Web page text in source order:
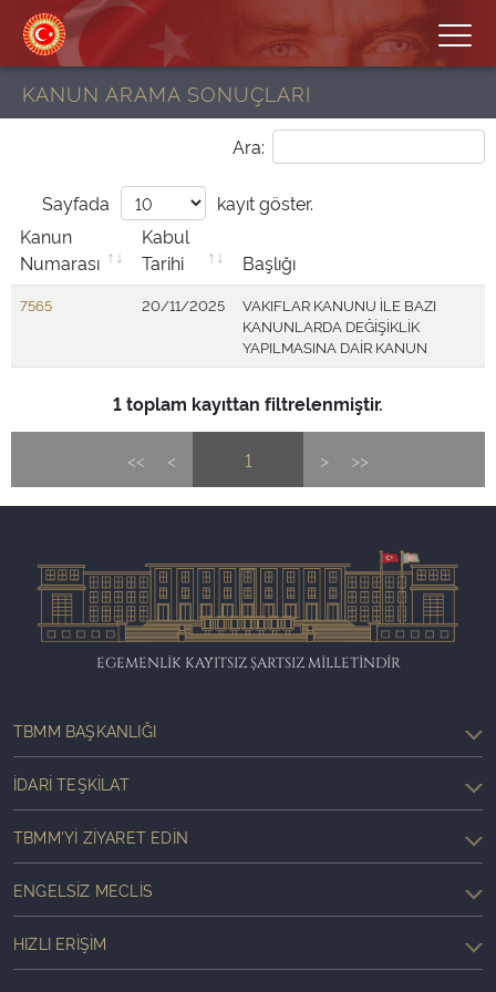
KANUN ARAMA SONUÇLARI
Ara:
Sayfada
kayıt göster.
Kanun
Numarası
Kabul
Tarihi
Başlığı
7565 20/11/2025
VAKIFLAR KANUNU İLE BAZI
KANUNLARDA DEĞİŞİKLİK
YAPILMASINA DAİR KANUN
1 toplam kayıttan filtrelenmiştir.
<< < 1 > >>
EGEMENLİK KAYITSIZ ŞARTSIZ MİLLETİNDİR
TBMM BAŞKANLIĞI
İDARI TEŞKILAT
TBMM'YI ZIYARET EDIN
ENGELSIZ MECLIS
HIZLI ERIŞIM